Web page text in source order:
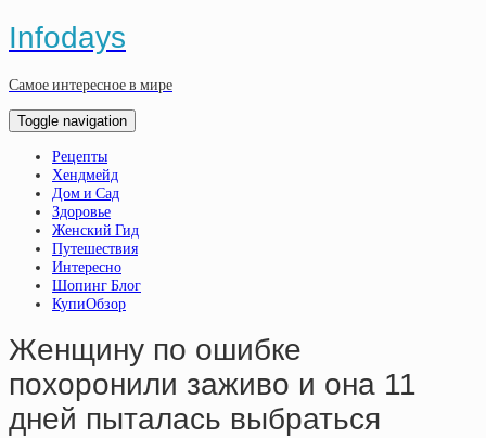
Infodays
Самое интересное в мире
Toggle navigation
Рецепты
Хендмейд
Дом и Сад
Здоровье
Женский Гид
Путешествия
Интересно
Шопинг Блог
КупиОбзор
Женщину по ошибке
похоронили заживо и она 11
дней пыталась выбраться